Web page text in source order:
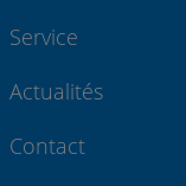
Service
Actualités
Contact